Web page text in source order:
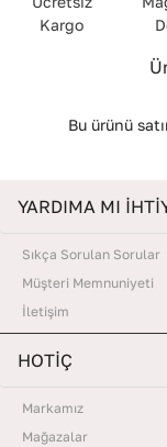
Yıkama Talimatı
güneşe maruz
uzak, kuru bir
Kargo
Bu ürünü
YARDIMA MI
Sıkça Sorulan Sorular
Müşteri Memnuniyeti
İletişim
HOTİÇ
Markamız
Mağazalar